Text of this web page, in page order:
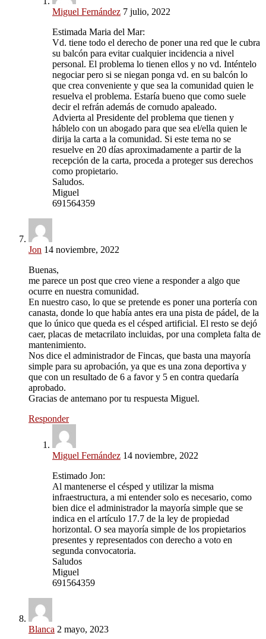
Miguel Fernández 7 julio, 2022
Estimada Maria del Mar:
Vd. tiene todo el derecho de poner una red que le cubra
su balcón para evitar cualquier incidencia a nivel
personal. El problema lo tienen ellos y no vd. Inténtelo
negociar pero si se niegan ponga vd. en su balcón lo
que crea conveniente y que sea la comunidad quien le
resuelva el problema. Estaría bueno que como suele
decir el refrán además de cornudo apaleado.
Advierta al Presidente del problema que tienen y
háblelo con un abogado para que sea el/ella quien le
dirija la carta a la comunidad. Si este tema no se
resuelve en 20 días aproximadamente a partir de la
recepción de la carta, proceda a proteger sus derechos
como propietario.
Saludos.
Miguel
691564359
Jon 14 noviembre, 2022
Buenas,
me parece un post que creo viene a responder a algo que
ocurre en nuestra comunidad.
En nuestro caso, lo que se pretende es poner una portería con
canasta, donde lo que había antes era una pista de pádel, de la
que lo único que queda es el césped artificial. El resto se dejó
caer, placas de metacrilato incluidas, por una completa falta de
mantenimiento.
Nos dice el administrador de Fincas, que basta una mayoría
simple para su aprobación, ya que es una zona deportiva y
que con un resultado de 6 a favor y 5 en contra quedaría
aprobado.
Gracias de antemano por tu respuesta Miguel.
Responder
Miguel Fernández 14 noviembre, 2022
Estimado Jon:
Al mantenerse el césped y utilizar la misma
infraestructura, a mi entender solo es necesario, como
bien dice el administrador la mayoría simple que se
indica en el artículo 17.7 de la ley de propiedad
horizontal. O sea mayoría simple de los propietarios
presentes y representados con derecho a voto en
segunda convocatoria.
Saludos
Miguel
691564359
Blanca 2 mayo, 2023